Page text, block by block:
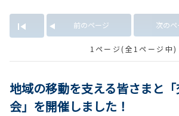
前のページ 次のペ
1ページ(全1ページ中)
地域の移動を支える皆さまと
会」を開催しました！